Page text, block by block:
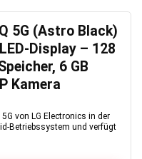
5G (Astro Black)
Display – 128
6 GB
Kamera
von LG Electronics in der
Betriebssystem und verfügt